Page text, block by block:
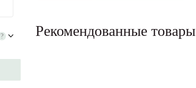
? Рекомендованные товары